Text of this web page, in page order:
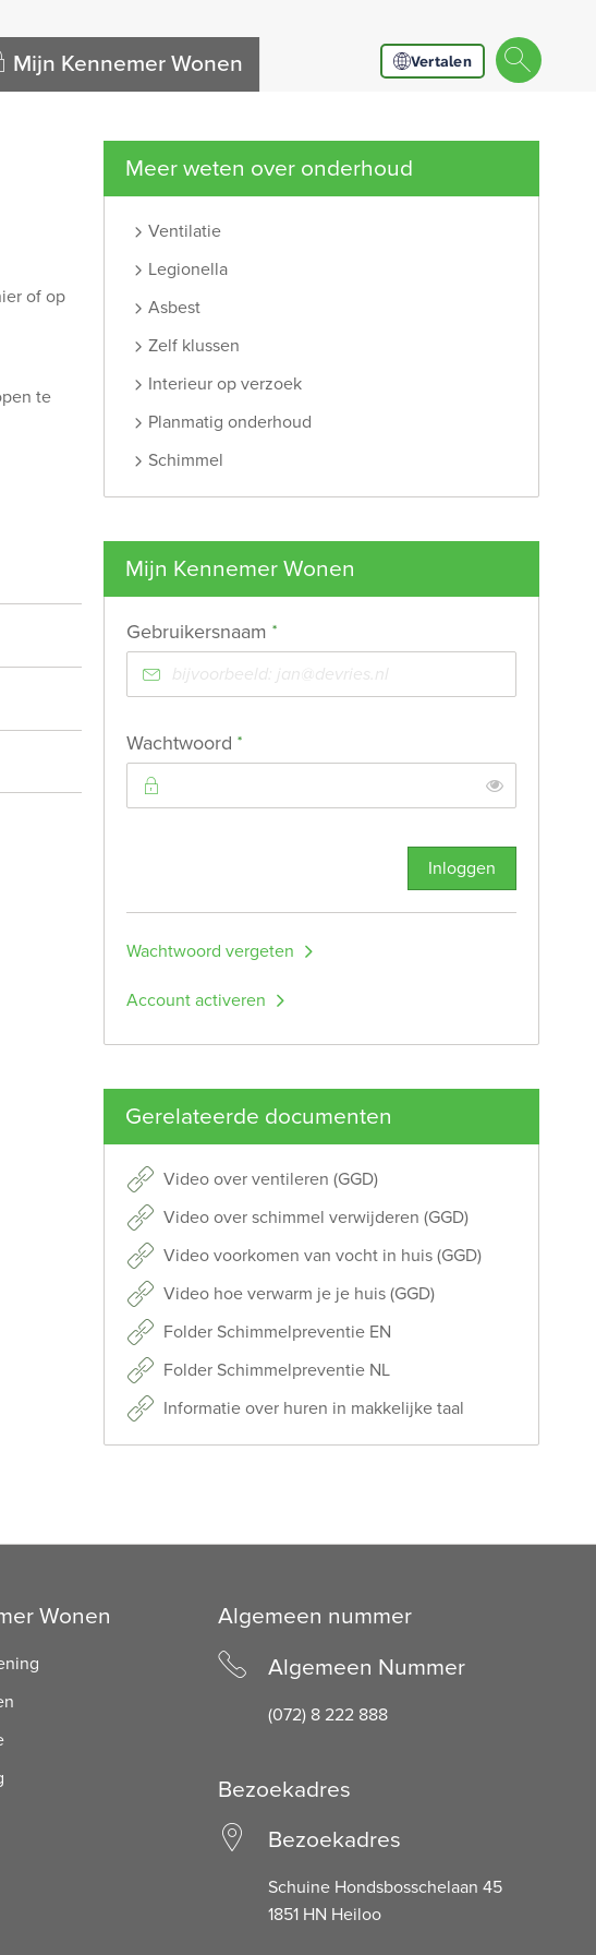
Mijn Kennemer Wonen Vertalen
of op
te
Meer weten over onderhoud
Ventilatie
Legionella
Asbest
Zelf klussen
Interieur op verzoek
Planmatig onderhoud
Schimmel
Mijn Kennemer Wonen
Gebruikersnaam *
Wachtwoord *
Inloggen
Wachtwoord vergeten
Account activeren
Gerelateerde documenten
Video over ventileren (GGD)
Video over schimmel verwijderen (GGD)
Video voorkomen van vocht in huis (GGD)
Video hoe verwarm je je huis (GGD)
Folder Schimmelpreventie EN
Folder Schimmelpreventie NL
Informatie over huren in makkelijke taal
Wonen
Algemeen nummer
Algemeen Nummer
(072) 8 222 888
Bezoekadres
Bezoekadres
Schuine Hondsbosschelaan 45
1851 HN Heiloo